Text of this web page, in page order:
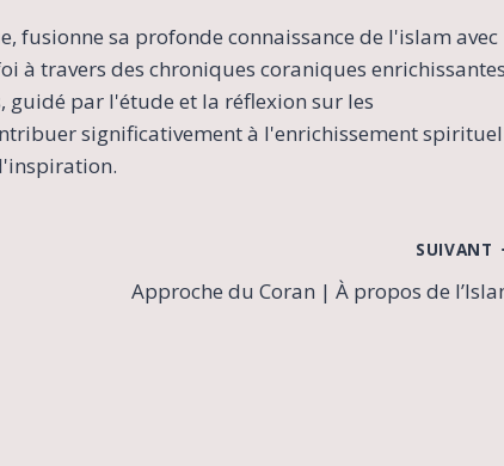
fusionne sa profonde connaissance de l'islam avec
à travers des chroniques coraniques
guidé par l'étude et la réflexion sur les
significativement à l'enrichissement spirituel
SUIVANT
Approche du Coran | À propos de